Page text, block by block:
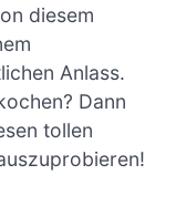
diesem
Anlass.
Dann
tollen